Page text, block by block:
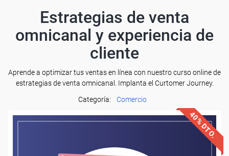
Estrategias de venta
omnicanal y experiencia de
cliente
Aprende a optimizar tus ventas en línea con nuestro curso online de
estrategias de venta omnicanal. Implanta el Curtomer Journey.
Categoría:
Comercio
40% DTO.